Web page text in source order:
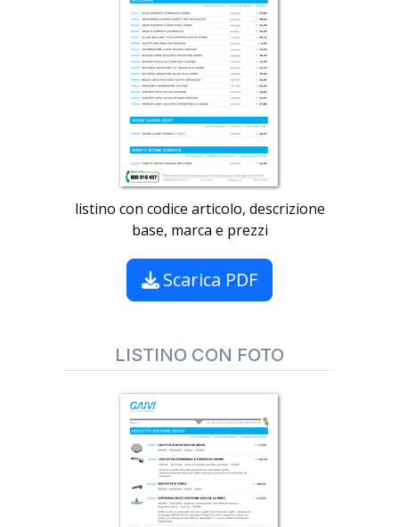
listino con codice articolo, descrizione
base, marca e prezzi
Scarica PDF
LISTINO CON FOTO